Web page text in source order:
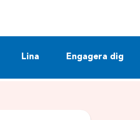
Lina Engagera dig